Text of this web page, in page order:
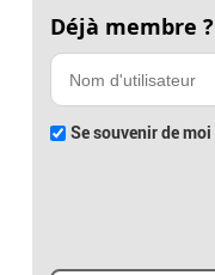
Déjà membre ?
Se souvenir de moi